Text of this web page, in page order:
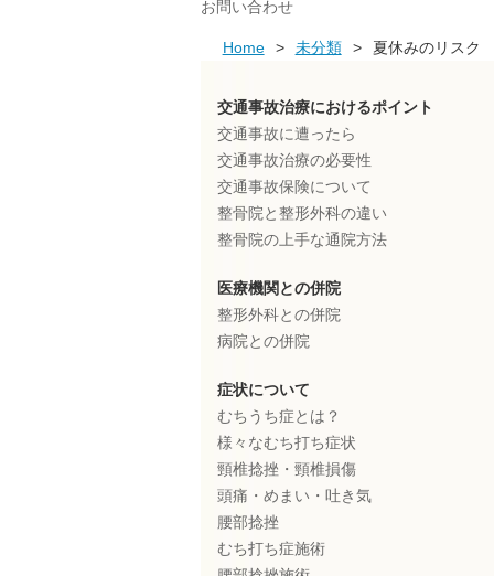
お問い合わせ
Home > 未分類 > 夏休みのリスク
交通事故治療におけるポイント
交通事故に遭ったら
交通事故治療の必要性
交通事故保険について
整骨院と整形外科の違い
整骨院の上手な通院方法
医療機関との併院
整形外科との併院
病院との併院
症状について
むちうち症とは？
様々なむち打ち症状
頸椎捻挫・頸椎損傷
頭痛・めまい・吐き気
腰部捻挫
むち打ち症施術